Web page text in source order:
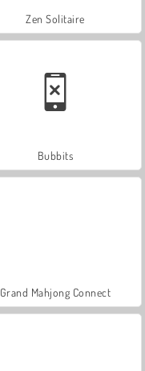
Zen Solitaire
Bubbits
Grand Mahjong Connect